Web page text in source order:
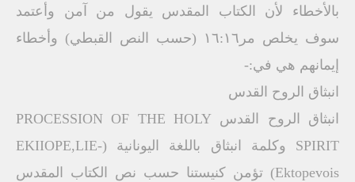
بالأخطاء لأن الكتاب المقدس يقول من آمن وأعتمد
سوف يخلص مر١٦:١٦ (حسب النص القبطي) وأخطاء
إيمانهم هي في:-
انبثاق الروح القدس
انبثاق الروح القدس PROCESSION OF THE HOLY
SPIRIT وكلمة انبثاق باللغة اليونانية (EKIIOPE,LIE-
Ektopevois) تؤمن كنيستنا حسب نص الكتاب المقدس